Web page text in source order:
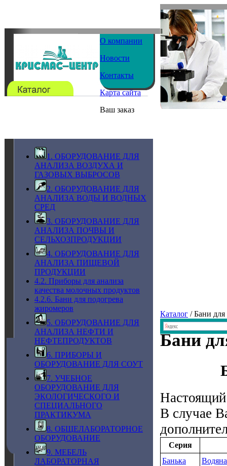
О компании
Новости
Контакты
Карта сайта
Ваш заказ
1. ОБОРУДОВАНИЕ ДЛЯ
АНАЛИЗА ВОЗДУХА И
ГАЗОВЫХ ВЫБРОСОВ
2. ОБОРУДОВАНИЕ ДЛЯ
АНАЛИЗА ВОДЫ И ВОДНЫХ
СРЕД
3. ОБОРУДОВАНИЕ ДЛЯ
АНАЛИЗА ПОЧВЫ И
СЕЛЬХОЗПРОДУКЦИИ
4. ОБОРУДОВАНИЕ ДЛЯ
АНАЛИЗА ПИЩЕВОЙ
ПРОДУКЦИИ
4.2. Приборы для анализа
качества молочных продуктов
4.2.6. Бани для подогрева
жиромеров
5. ОБОРУДОВАНИЕ ДЛЯ
АНАЛИЗА НЕФТИ И
НЕФТЕПРОДУКТОВ
6. ПРИБОРЫ И
ОБОРУДОВАНИЕ ДЛЯ СОУТ
7. УЧЕБНОЕ
ОБОРУДОВАНИЕ ДЛЯ
ЭКОЛОГИЧЕСКОГО И
СПЕЦИАЛЬНОГО
ПРАКТИКУМА
8. ОБЩЕЛАБОРАТОРНОЕ
ОБОРУДОВАНИЕ
9. МЕБЕЛЬ
ЛАБОРАТОРНАЯ
Каталог / Бани
Бани
Настоящий
В случае
Серия
Банька